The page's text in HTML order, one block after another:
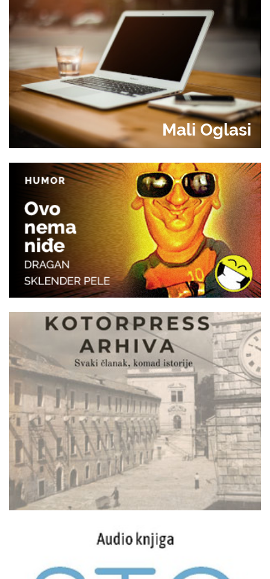
Mali Oglasi